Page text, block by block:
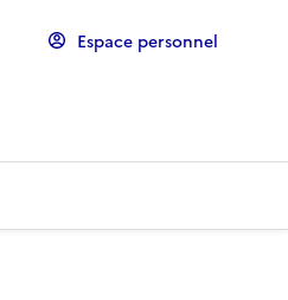
Espace personnel